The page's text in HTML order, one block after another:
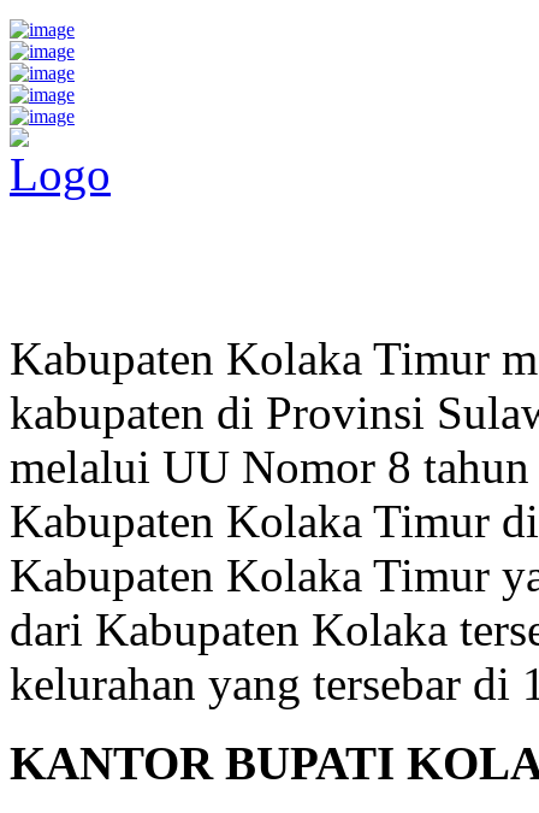
Kabupaten Kolaka Timur
kabupaten di Provinsi
melalui UU Nomor 8
Kabupaten Kolaka Timur
Kabupaten Kolaka Timur
dari Kabupaten Kolaka
kelurahan yang tersebar di
KANTOR BUPATI